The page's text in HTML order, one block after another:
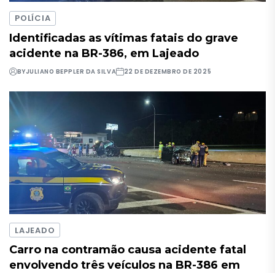
POLÍCIA
Identificadas as vítimas fatais do grave
acidente na BR-386, em Lajeado
BYJULIANO BEPPLER DA SILVA 22 DE DEZEMBRO DE 2025
LAJEADO
Carro na contramão causa acidente fatal
envolvendo três veículos na BR-386 em